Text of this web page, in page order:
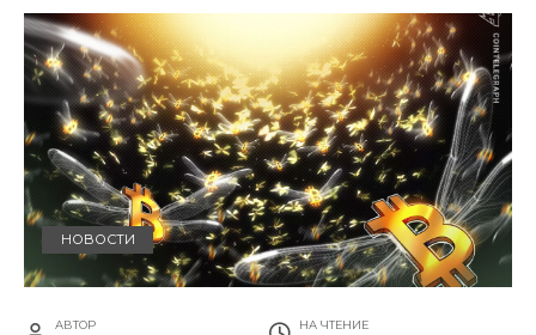
НОВОСТИ
АВТОР НА ЧТЕНИЕ